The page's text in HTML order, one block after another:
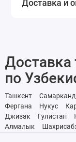
Доставка и
Доставка
по
Ташкент Самарканд
Фергана
Нукус
Джизак
Гулистан
Алмалык